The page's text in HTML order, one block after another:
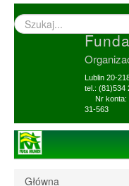
Wyszukiwarka
–
Lublin 20-
tel.:
Nr konta:
31-563
Główna